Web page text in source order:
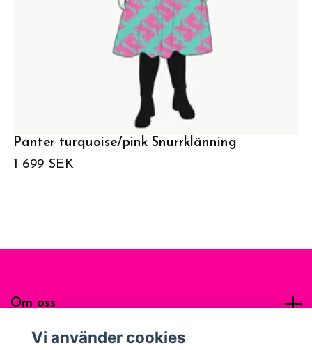
Panter turquoise/pink Snurrklänning
1 699 SEK
Om oss
Sociala medier
Vi använder cookies